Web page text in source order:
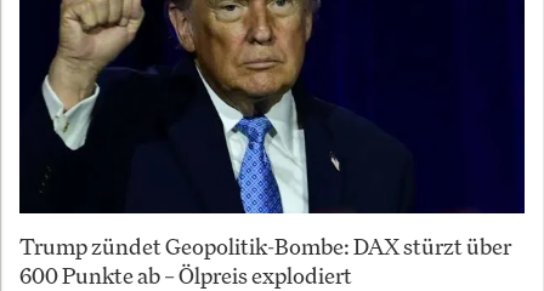
Trump zündet Geopolitik-Bombe: DAX stürzt über
600 Punkte ab – Ölpreis explodiert